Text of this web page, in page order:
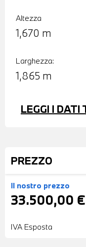
Altezza
1,670 m
Larghezza:
1,865 m
LEGGI I DATI
PREZZO
Il nostro prezzo
33.500,00 €
IVA Esposta